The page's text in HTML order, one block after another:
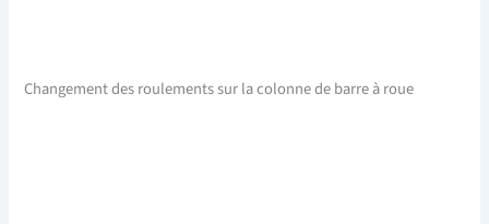
Changement des roulements sur la colonne de barre à roue